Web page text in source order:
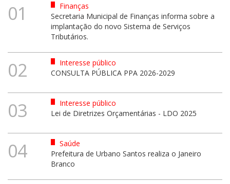
01
Finanças
Secretaria Municipal de Finanças informa sobre a
implantação do novo Sistema de Serviços
Tributários.
02
Interesse público
CONSULTA PÚBLICA PPA 2026-2029
03
Interesse público
Lei de Diretrizes Orçamentárias - LDO 2025
04
Saúde
Prefeitura de Urbano Santos realiza o Janeiro
Branco